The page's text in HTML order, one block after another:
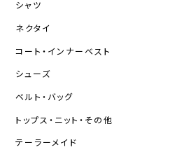
シャツ
ネクタイ
コート・インナーベスト
シューズ
ベルト・バッグ
トップス・ニット・その他
テーラーメイド